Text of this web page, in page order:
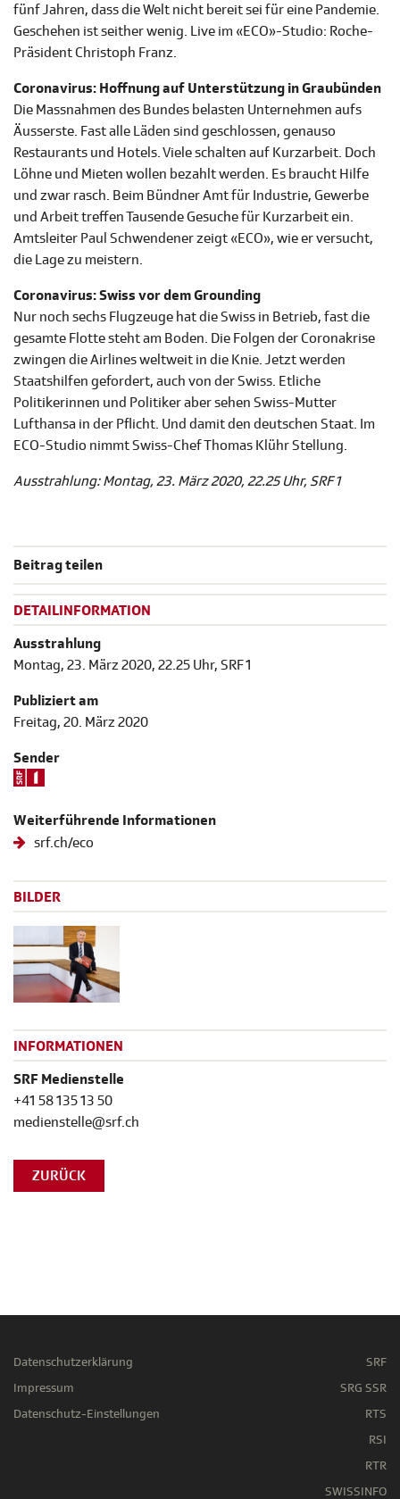
fünf Jahren, dass die Welt nicht bereit sei für eine Pandemie.
Geschehen ist seither wenig. Live im «ECO»-Studio: Roche-
Präsident Christoph Franz.
Coronavirus: Hoffnung auf Unterstützung in Graubünden
Die Massnahmen des Bundes belasten Unternehmen aufs
Äusserste. Fast alle Läden sind geschlossen, genauso
Restaurants und Hotels. Viele schalten auf Kurzarbeit. Doch
Löhne und Mieten wollen bezahlt werden. Es braucht Hilfe
und zwar rasch. Beim Bündner Amt für Industrie, Gewerbe
und Arbeit treffen Tausende Gesuche für Kurzarbeit ein.
Amtsleiter Paul Schwendener zeigt «ECO», wie er versucht,
die Lage zu meistern.
Coronavirus: Swiss vor dem Grounding
Nur noch sechs Flugzeuge hat die Swiss in Betrieb, fast die
gesamte Flotte steht am Boden. Die Folgen der Coronakrise
zwingen die Airlines weltweit in die Knie. Jetzt werden
Staatshilfen gefordert, auch von der Swiss. Etliche
Politikerinnen und Politiker aber sehen Swiss-Mutter
Lufthansa in der Pflicht. Und damit den deutschen Staat. Im
ECO-Studio nimmt Swiss-Chef Thomas Klühr Stellung.
Ausstrahlung: Montag, 23. März 2020, 22.25 Uhr, SRF 1
Beitrag teilen
DETAILINFORMATION
Ausstrahlung
Montag, 23. März 2020, 22.25 Uhr, SRF 1
Publiziert am
Freitag, 20. März 2020
Sender
Weiterführende Informationen
srf.ch/eco
BILDER
INFORMATIONEN
SRF Medienstelle
+41 58 135 13 50
medienstelle@srf.ch
ZURÜCK
Datenschutzerklärung
Impressum
Datenschutz-Einstellungen
SRF
SRG SSR
RTS
RSI
RTR
SWISSINFO